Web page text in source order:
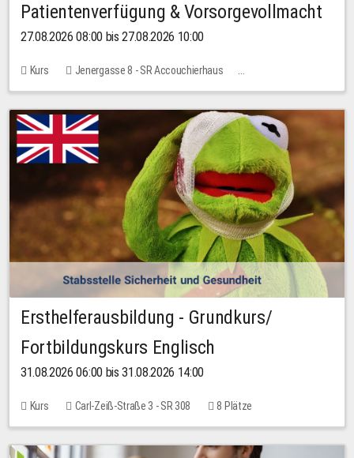
Patientenverfügung & Vorsorgevollmacht
27.08.2026 08:00 bis 27.08.2026 10:00
Kurs
Jenergasse 8 - SR Accouchierhaus
Keine freien Plätze
Ersthelferausbildung - Grundkurs/
Fortbildungskurs Englisch
31.08.2026 06:00 bis 31.08.2026 14:00
Kurs Carl-Zeiß-Straße 3 - SR 308 8 Plätze